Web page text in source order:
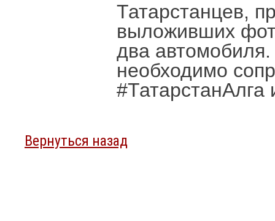
Татарстанцев,
выложивших
два
необходимо
Вернуться назад